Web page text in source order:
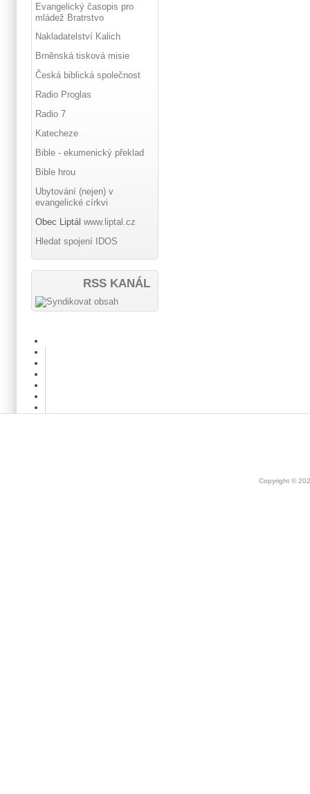
Evangelický časopis pro
mládež Bratrstvo
Nakladatelství Kalich
Brněnská tisková misie
Česká biblická společnost
Radio Proglas
Radio 7
Katecheze
Bible - ekumenický překlad
Bible hrou
Ubytování (nejen) v
evangelické církvi
Obec Liptál www.liptal.cz
Hledat spojení IDOS
RSS KANÁL
Copyright ©